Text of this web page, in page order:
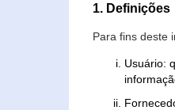
1. Definições
Para fins deste
Usuário: